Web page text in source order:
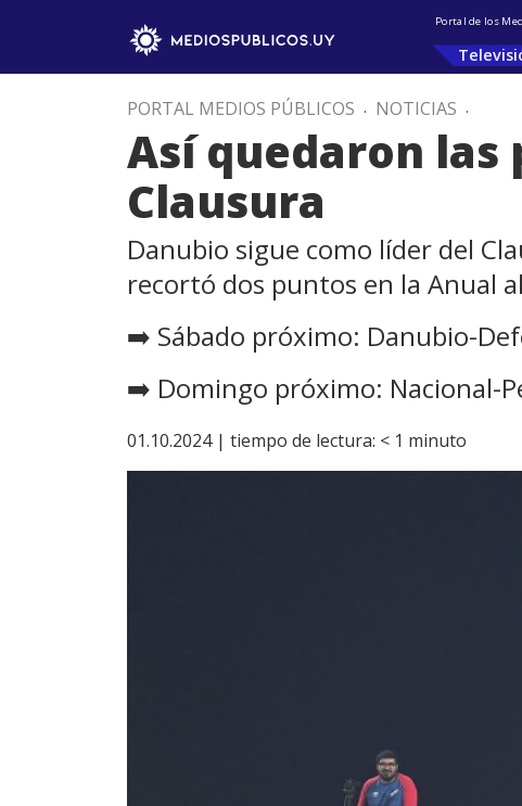
Portal de los
PORTAL MEDIOS PÚBLICOS . NOTICIAS .
Así quedaron las
Clausura
Danubio sigue como líder del
recortó dos puntos en la Anual
➡️ Sábado próximo: Danubio-
➡️ Domingo próximo: Nacional-
01.10.2024 | tiempo de lectura: < 1 minuto